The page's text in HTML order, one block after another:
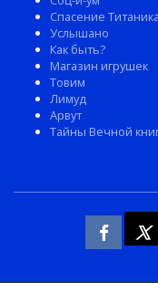
Спасение Титаника
Услышано
Как быть?
Магазин игрушек
Товим
Лимуд
Арвут
Тайны Вечной